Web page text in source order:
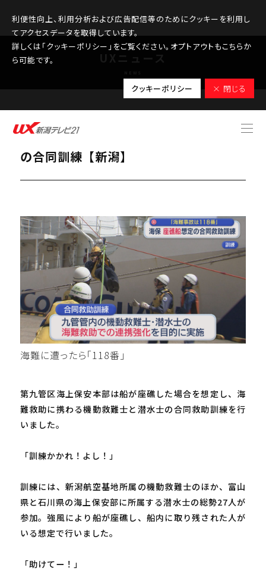
利便性向上、利用分析および広告配信等のためにクッキーを利用し
てアクセスデータを取得しています。
詳しくは「クッキーポリシー」をご覧ください。オプトアウトもこちらか
ら可能です。
クッキーポリシー × 閉じる
2026.05.20
第九管区「座礁船」を想定した海難救助
の合同訓練【新潟】
海難に遭ったら「118番」
第九管区海上保安本部は船が座礁した場合を想定し、海
難救助に携わる機動救難士と潜水士の合同救助訓練を行
いました。
「訓練かかれ！よし！」
訓練には、新潟航空基地所属の機動救難士のほか、富山
県と石川県の海上保安部に所属する潜水士の総勢27人が
参加。強風により船が座礁し、船内に取り残された人が
いる想定で行いました。
「助けてー！」